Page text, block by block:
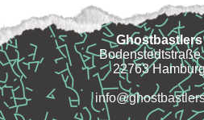
Ghostbastlers
Bodenstedtstraße
22763